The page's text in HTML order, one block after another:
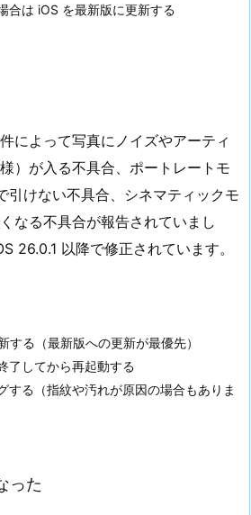
合は iOS を最新版に更新する
によって写真にノイズやアーティ
）が入る不具合、ポートレートモ
引けない不具合、シネマティックモ
なる不具合が報告されていまし
26.0.1 以降で修正されています。
する（最新版への更新が最優先）
了してから再起動する
する（指紋や汚れが原因の場合もありま
った